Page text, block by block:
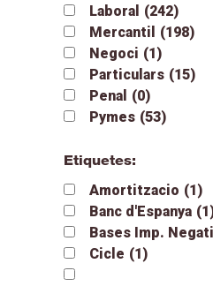
Laboral (242)
Mercantil
(198)
Negoci (1)
Particulars (15)
Penal (0)
Pymes (53)
Etiquetes:
Amortitzacio (1)
Banc d'Espanya
Bases Imp.
Cicle (1)